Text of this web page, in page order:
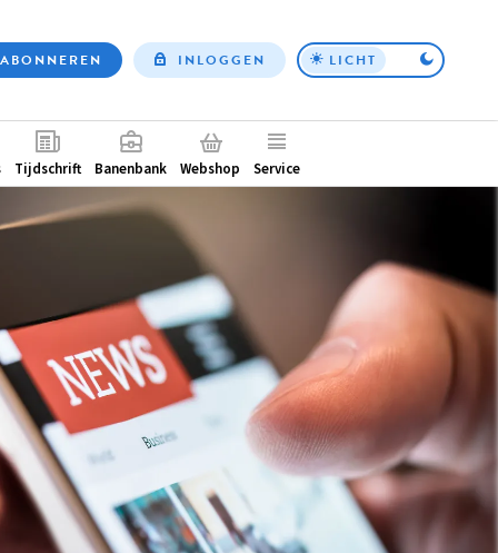
Top
ABONNEREN INLOGGEN LICHT
Tijdschrift Banenbank Webshop Service